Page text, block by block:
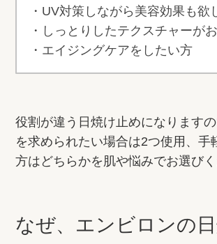
・UV対策しながら美容効果も欲
・しっとりしたテクスチャーが
・エイジングケアをしたい方
役割が違う日焼け止めになります
を求められたい場合は2つ使用、手
方はどちらかを肌や悩みでお選び
なぜ、エンビロンの